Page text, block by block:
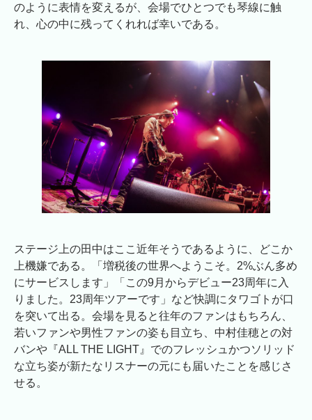
のように表情を変えるが、会場でひとつでも琴線に触
れ、心の中に残ってくれれば幸いである。
ステージ上の田中はここ近年そうであるように、どこか
上機嫌である。「増税後の世界へようこそ。2%ぶん多め
にサービスします」「この9月からデビュー23周年に入
りました。23周年ツアーです」など快調にタワゴトが口
を突いて出る。会場を見ると往年のファンはもちろん、
若いファンや男性ファンの姿も目立ち、中村佳穂との対
バンや『ALL THE LIGHT』でのフレッシュかつソリッド
な立ち姿が新たなリスナーの元にも届いたことを感じさ
せる。